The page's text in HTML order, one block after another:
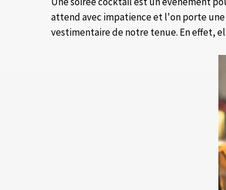
attend avec impatience et l'on porte une
vestimentaire de notre tenue. En effet,